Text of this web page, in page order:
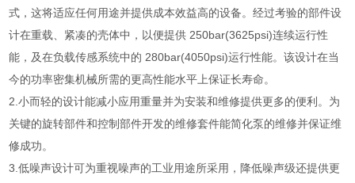
式，这将适应任何用途并提供成本效益高的设备。经过考验的部件设
计在重载、紧凑的壳体中，以便提供 250bar(3625psi)连续运行性
能，及在负载传感系统中的 280bar(4050psi)运行性能。该设计在当
今的功率密集机械所需的更高性能水平上保证长寿命。
2.小而轻的设计能减小应用重量并为安装和维修提供更多的便利。为
关键的旋转部件和控制部件开发的维修套件能简化泵的维修并保证维
修成功。
3.低噪声设计可为重视噪声的工业用途所采用，降低噪声级还提供更